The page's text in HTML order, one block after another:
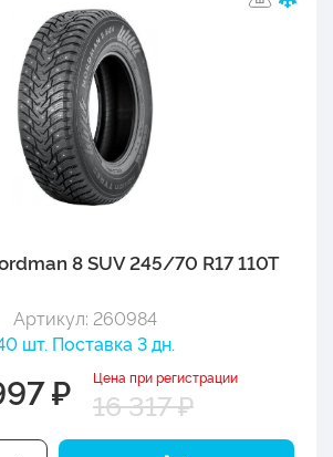
8 SUV 245/70 R17 110T
Артикул: 260984
шт. Поставка 3 дн.
₽ Цена при регистрации
16 317 ₽